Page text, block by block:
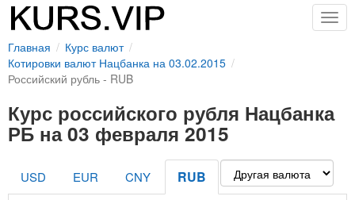
Главная
Курс валют
Котировки валют Нацбанка на 03.02.2015
Российский рубль - RUB
Курс российского рубля Нацбанка
РБ на 03 февраля 2015
USD EUR CNY RUB